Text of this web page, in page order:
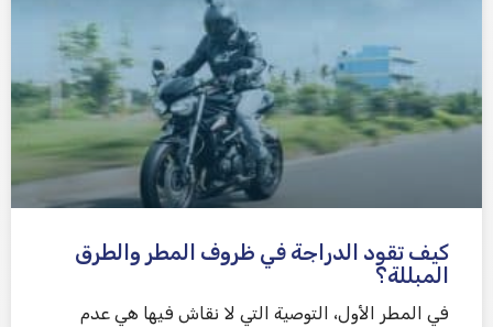
كيف تقود الدراجة في ظروف المطر والطرق
المبللة؟
في المطر الأول، التوصية التي لا نقاش فيها هي عدم